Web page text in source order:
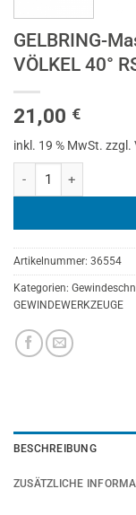
GELBRING-
VÖLKEL 40°
21,00 €
inkl. 19 % MwSt. zzgl.
Artikelnummer: 36554
Kategorien:
GEWINDEWERKZEUGE
BESCHREIBUNG
ZUSÄTZLICHE